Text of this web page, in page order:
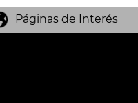
Páginas de Interés